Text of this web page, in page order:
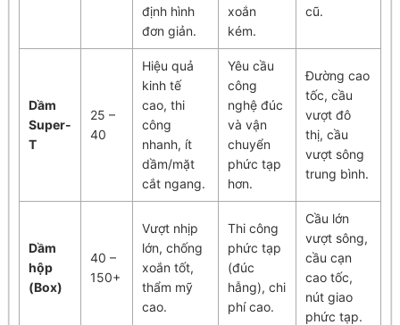
định hình
đơn giản.
xoắn
kém.
cũ.
Dầm
Super-
T
25 –
40
Hiệu quả
kinh tế
cao, thi
công
nhanh, ít
dầm/mặt
cắt ngang.
Yêu cầu
công
nghệ đúc
và vận
chuyển
phức tạp
hơn.
Đường cao
tốc, cầu
vượt đô
thị, cầu
vượt sông
trung bình.
Dầm
hộp
(Box)
40 –
150+
Vượt nhịp
lớn, chống
xoắn tốt,
thẩm mỹ
cao.
Thi công
phức tạp
(đúc
hẫng), chi
phí cao.
Cầu lớn
vượt sông,
cầu cạn
cao tốc,
nút giao
phức tạp.